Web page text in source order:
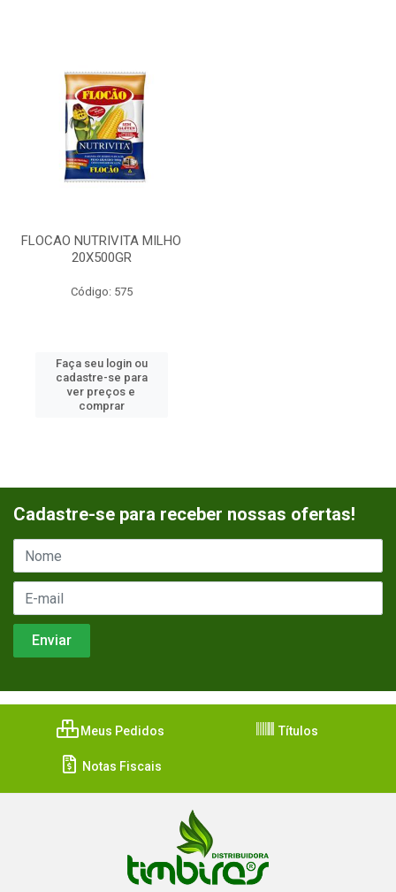
FLOCAO NUTRIVITA MILHO
20X500GR
Código: 575
Faça seu login ou
cadastre-se para
ver preços e
comprar
Cadastre-se para receber nossas ofertas!
Meus Pedidos Títulos
Notas Fiscais